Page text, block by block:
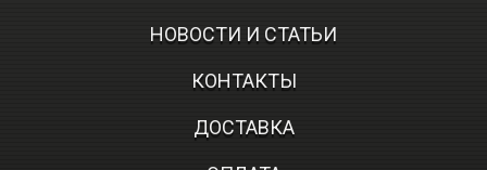
НОВОСТИ И СТАТЬИ
КОНТАКТЫ
ДОСТАВКА